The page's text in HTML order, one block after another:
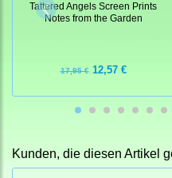
Tattered Angels Screen Prints
Notes from the Garden
17,95 €12,57 €
Kunden, die diesen Artikel